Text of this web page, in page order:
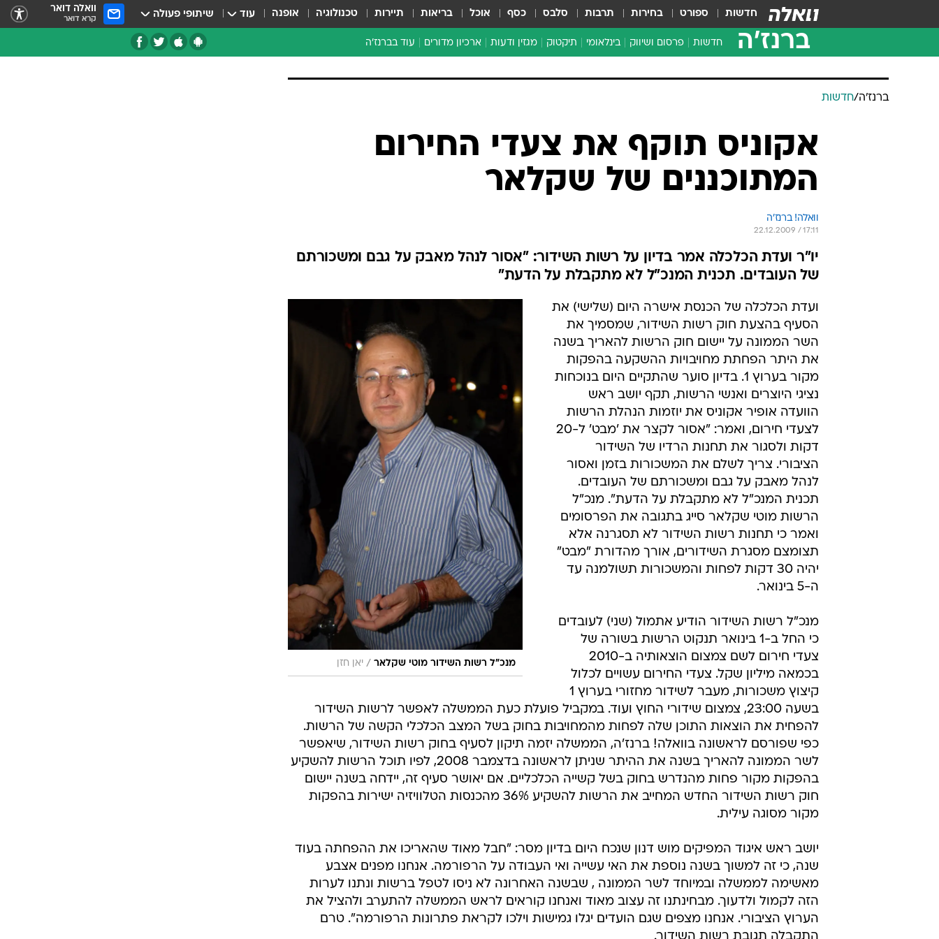
חדשות ספורט בחירות תרבות סלבס כסף אוכל בריאות תיירות טכנולוגיה אופנה עוד שיתופי פעולה וואלה דואר
קרא דואר
ברנז'ה חדשות פרסום ושיווק בינלאומי תיקטוק מגזין ודעות ארכיון מדורים עוד בברנז'ה
ברנז'ה/חדשות
אקוניס תוקף את צעדי החירום
המתוכננים של שקלאר
וואלה! ברנז'ה
22.12.2009 / 17:11
יו"ר ועדת הכלכלה אמר בדיון על רשות השידור: "אסור לנהל מאבק על גבם ומשכורתם
של העובדים. תכנית המנכ"ל לא מתקבלת על הדעת"
מנכ"ל רשות השידור מוטי שקלאר / יאן חזן
ועדת הכלכלה של הכנסת אישרה היום (שלישי) את
הסעיף בהצעת חוק רשות השידור, שמסמיך את
השר הממונה על יישום חוק הרשות להאריך בשנה
את היתר הפחתת מחויבויות ההשקעה בהפקות
מקור בערוץ 1. בדיון סוער שהתקיים היום בנוכחות
נציגי היוצרים ואנשי הרשות, תקף יושב ראש
הוועדה אופיר אקוניס את יוזמות הנהלת הרשות
לצעדי חירום, ואמר: "אסור לקצר את 'מבט' ל-20
דקות ולסגור את תחנות הרדיו של השידור
הציבורי. צריך לשלם את המשכורות בזמן ואסור
לנהל מאבק על גבם ומשכורתם של העובדים.
תכנית המנכ"ל לא מתקבלת על הדעת". מנכ"ל
הרשות מוטי שקלאר סייג בתגובה את הפרסומים
ואמר כי תחנות רשות השידור לא תסגרנה אלא
תצומצם מסגרת השידורים, אורך מהדורת "מבט"
יהיה 30 דקות לפחות והמשכורות תשולמנה עד
ה-5 בינואר.
מנכ"ל רשות השידור הודיע אתמול (שני) לעובדים
כי החל ב-1 בינואר תנקוט הרשות בשורה של
צעדי חירום לשם צמצום הוצאותיה ב-2010
בכמאה מיליון שקל. צעדי החירום עשויים לכלול
קיצוץ משכורות, מעבר לשידור מחזורי בערוץ 1
בשעה 23:00, צמצום שידורי החוץ ועוד. במקביל פועלת כעת הממשלה לאפשר לרשות השידור
להפחית את הוצאות התוכן שלה לפחות מהמחויבות בחוק בשל המצב הכלכלי הקשה של הרשות.
כפי שפורסם לראשונה בוואלה! ברנז'ה, הממשלה יזמה תיקון לסעיף בחוק רשות השידור, שיאפשר
לשר הממונה להאריך בשנה את ההיתר שניתן לראשונה בדצמבר 2008, לפיו תוכל הרשות להשקיע
בהפקות מקור פחות מהנדרש בחוק בשל קשייה הכלכליים. אם יאושר סעיף זה, יידחה בשנה יישום
חוק רשות השידור החדש המחייב את הרשות להשקיע 36% מהכנסות הטלוויזיה ישירות בהפקות
מקור מסוגה עילית.
יושב ראש איגוד המפיקים מוש דנון שנכח היום בדיון מסר: "חבל מאוד שהאריכו את ההפחתה בעוד
שנה, כי זה למשוך בשנה נוספת את האי עשייה ואי העבודה על הרפורמה. אנחנו מפנים אצבע
מאשימה לממשלה ובמיוחד לשר הממונה , שבשנה האחרונה לא ניסו לטפל ברשות ונתנו לערות
הזה לקמול ולדעוך. מבחינתנו זה עצוב מאוד ואנחנו קוראים לראש הממשלה להתערב ולהציל את
הערוץ הציבורי. אנחנו מצפים שגם הועדים יגלו גמישות וילכו לקראת פתרונות הרפורמה". טרם